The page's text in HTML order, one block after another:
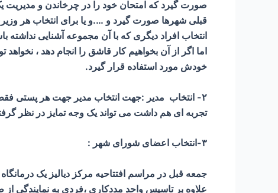
صورت گیرد که امتحان خود را در چرخاندن و مدیریت
قبلی شهرها صورت گیرد و ….و یا برای انتخاب هر
انتخاب افراد دیگری که با آن مجموعه آشنایی
اما اگر از آن بخواهیم کار قاشق را انجام دهد ،
خودش مورد استفاده قرار گیرد.
۲- انتخاب مدیر :جهت انتخاب مدیر جهت هر پستی
تجربه ای هم داشت می تواند یک وجه تمایز در نظر
۳-انتخاب اعضای شورای شهر :
جمعه قبل در مراسم افتتاحیه مرکز دیالیز یک
علاوه بر تاسیس واحد مددکاری ،فردی به نمایندگی